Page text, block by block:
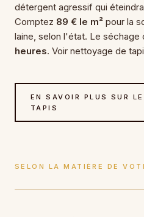
détergent agressif qui
Comptez 89 € le m² pour la
laine, selon l'état. Le séchage
heures. Voir nettoyage de
EN SAVOIR PLUS SUR
TAPIS
SELON LA MATIÈRE DE